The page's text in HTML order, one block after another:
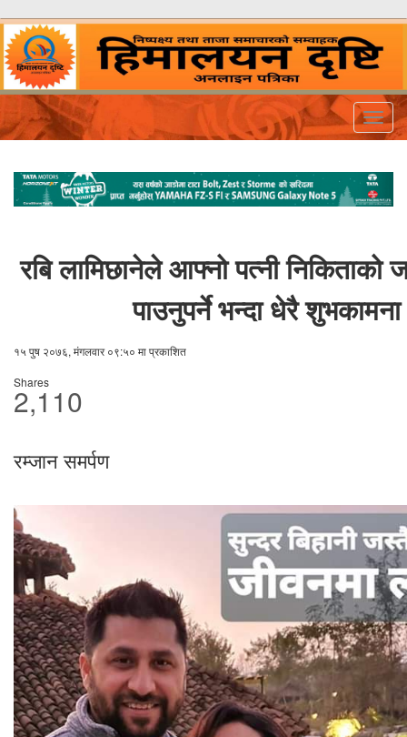
रबि लामिछानेले आफ्नो पत्नी निकिताको
पाउनुपर्ने भन्दा धेरै शुभकामना
१५ पुष २०७६, मंगलवार ०९:५० मा प्रकाशित
Shares
2,110
रम्जान समर्पण